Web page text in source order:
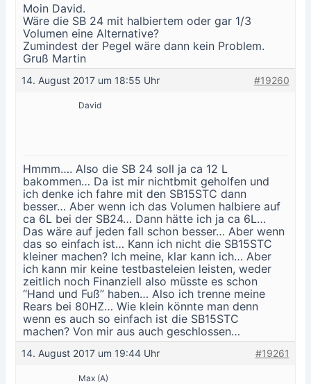
Moin David.
Wäre die SB 24 mit halbiertem oder gar 1/3
Volumen eine Alternative?
Zumindest der Pegel wäre dann kein Problem.
Gruß Martin
14. August 2017 um 18:55 Uhr #19260
David
Hmmm…. Also die SB 24 soll ja ca 12 L
bakommen… Da ist mir nichtbmit geholfen und
ich denke ich fahre mit den SB15STC dann
besser… Aber wenn ich das Volumen halbiere auf
ca 6L bei der SB24… Dann hätte ich ja ca 6L…
Das wäre auf jeden fall schon besser… Aber wenn
das so einfach ist… Kann ich nicht die SB15STC
kleiner machen? Ich meine, klar kann ich… Aber
ich kann mir keine testbasteleien leisten, weder
zeitlich noch Finanziell also müsste es schon
“Hand und Fuß” haben… Also ich trenne meine
Rears bei 80HZ… Wie klein könnte man denn
wenn es auch so einfach ist die SB15STC
machen? Von mir aus auch geschlossen…
14. August 2017 um 19:44 Uhr #19261
Max (A)